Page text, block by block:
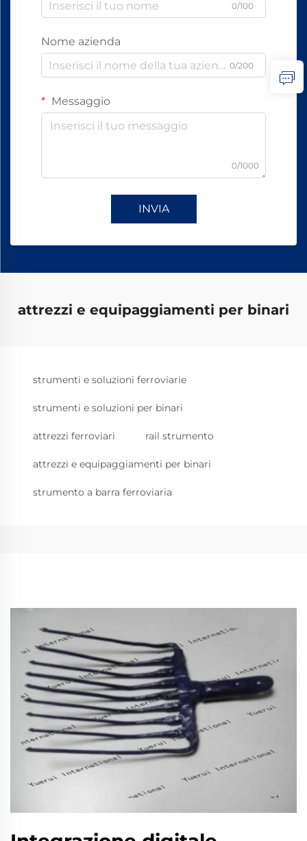
0/100
Nome azienda
0/200
Messaggio
0/1000
INVIA
attrezzi e equipaggiamenti per binari
strumenti e soluzioni ferroviarie
strumenti e soluzioni per binari
attrezzi ferroviari rail strumento
attrezzi e equipaggiamenti per binari
strumento a barra ferroviaria